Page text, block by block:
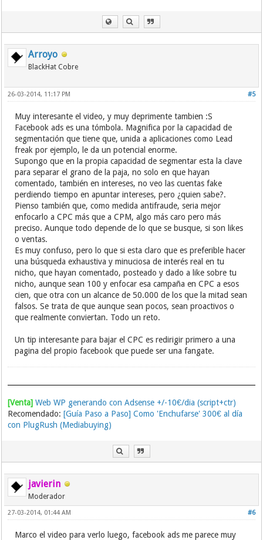
Arroyo
BlackHat Cobre
#5
26-03-2014, 11:17 PM
Muy interesante el video, y muy deprimente tambien :S
Facebook ads es una tómbola. Magnifica por la capacidad de
segmentación que tiene que, unida a aplicaciones como Lead
freak por ejemplo, le da un potencial enorme.
Supongo que en la propia capacidad de segmentar esta la clave
para separar el grano de la paja, no solo en que hayan
comentado, también en intereses, no veo las cuentas fake
perdiendo tiempo en apuntar intereses, pero ¿quien sabe?.
Pienso también que, como medida antifraude, seria mejor
enfocarlo a CPC más que a CPM, algo más caro pero más
preciso. Aunque todo depende de lo que se busque, si son likes
o ventas.
Es muy confuso, pero lo que si esta claro que es preferible hacer
una búsqueda exhaustiva y minuciosa de interés real en tu
nicho, que hayan comentado, posteado y dado a like sobre tu
nicho, aunque sean 100 y enfocar esa campaña en CPC a esos
cien, que otra con un alcance de 50.000 de los que la mitad sean
falsos. Se trata de que aunque sean pocos, sean proactivos o
que realmente conviertan. Todo un reto.
Un tip interesante para bajar el CPC es redirigir primero a una
pagina del propio facebook que puede ser una fangate.
[Venta] Web WP generando con Adsense +/-10€/dia (script+ctr)
Recomendado:[Guía Paso a Paso] Como 'Enchufarse' 300€ al día
con PlugRush (Mediabuying)
javierin
Moderador
#6
27-03-2014, 01:44 AM
Marco el video para verlo luego, facebook ads me parece muy